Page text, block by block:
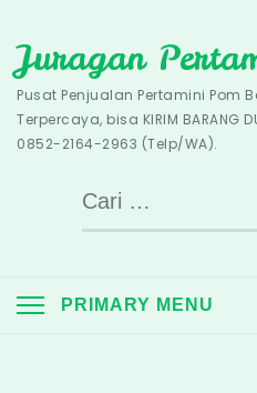
to
content
Juragan
Pusat Penjualan Pertamini Pom
Terpercaya, bisa KIRIM BARANG
0852-2164-2963 (Telp/WA).
Cari
untuk:
PRIMARY MENU